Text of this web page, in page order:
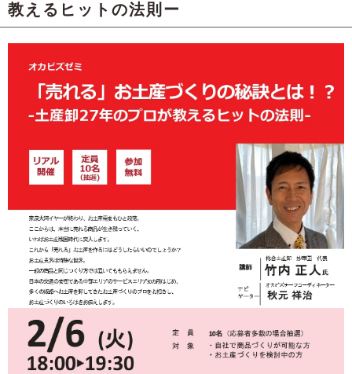
教えるヒットの法則ー